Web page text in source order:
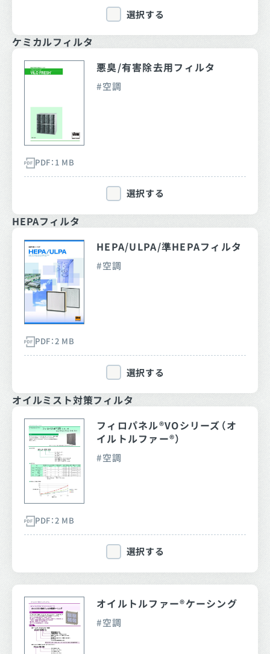
選択する
ケミカルフィルタ
悪臭/有害除去用フィルタ
空調
PDF：1 MB
選択する
HEPAフィルタ
HEPA/ULPA/準HEPAフィルタ
空調
PDF：2 MB
選択する
オイルミスト対策フィルタ
フィロパネル®VOシリーズ（オ
イルトルファー®）
空調
PDF：2 MB
選択する
オイルトルファー®ケーシング
空調